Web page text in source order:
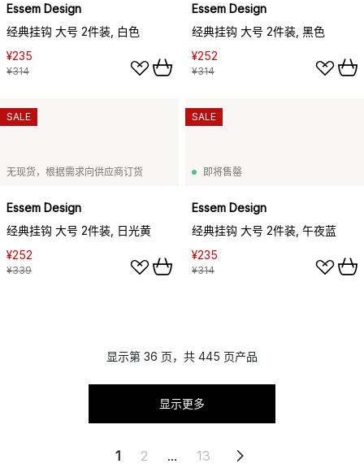
Essem Design
经典挂钩 大号 2件装, 白色
¥235
¥314
Essem Design
经典挂钩 大号 2件装, 黑色
¥252
¥314
无现货，根据需求向供应商订货
Essem Design
经典挂钩 大号 2件装, 日光黄
¥252
¥339
SALE
即将售罄
Essem Design
经典挂钩 大号 2件装, 午夜蓝
¥235
¥314
SALE
显示第 36 页，共 445 页产品
显示更多
1 2 ... 13